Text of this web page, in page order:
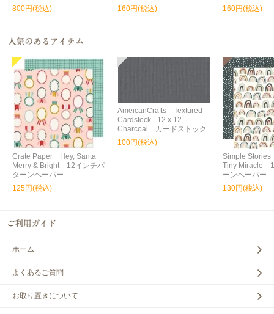
800円(税込)
160円(税込)
160円(税込)
Crate Paper Hey, Santa
Merry & Bright 12インチパ
ターンペーパー
125円(税込)
AmeicanCrafts Textured
Cardstock - 12 x 12 -
Charcoal カードストック
100円(税込)
Simple
Tiny Miracle
ーンペーパー
130円(税込)
ホーム
よくあるご質問
お取り置きについて